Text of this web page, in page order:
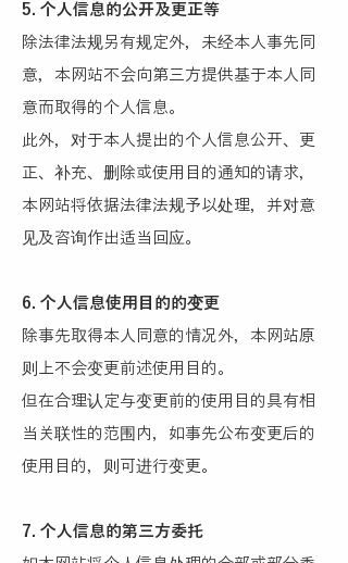
5. 个人信息的公开及更正等
除法律法规另有规定外，未经本人事先同
意，本网站不会向第三方提供基于本人同
意而取得的个人信息。
此外，对于本人提出的个人信息公开、更
正、补充、删除或使用目的通知的请求，
本网站将依据法律法规予以处理，并对意
见及咨询作出适当回应。
6. 个人信息使用目的的变更
除事先取得本人同意的情况外，本网站原
则上不会变更前述使用目的。
但在合理认定与变更前的使用目的具有相
当关联性的范围内，如事先公布变更后的
使用目的，则可进行变更。
7. 个人信息的第三方委托